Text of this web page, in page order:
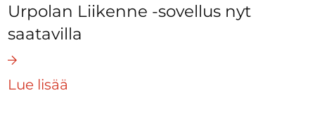
Urpolan Liikenne -sovellus nyt
saatavilla
Lue lisää